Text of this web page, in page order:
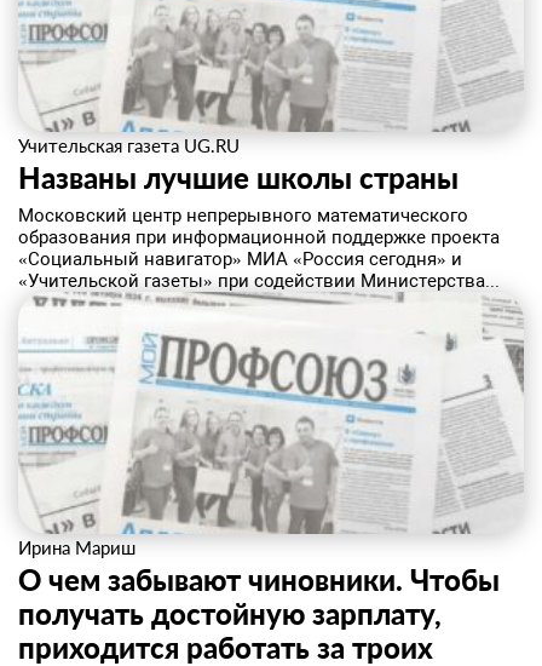
Учительская газета UG.RU
​Названы лучшие школы страны
Московский центр непрерывного математического
образования при информационной поддержке проекта
«Социальный навигатор» МИА «Россия сегодня» и
«Учительской газеты» при содействии Министерства...
Ирина Мариш
О чем забывают чиновники. Чтобы
получать достойную зарплату,
приходится работать за троих